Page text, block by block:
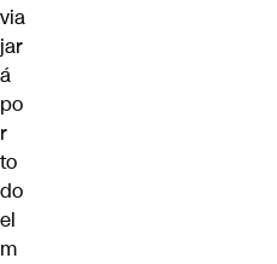
via
jar
á
po
r
to
do
el
m